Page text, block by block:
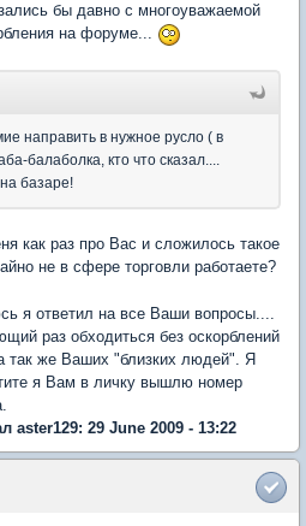
бы давно с многоуважаемой
на форуме...
направить в нужное русло ( в
балаболка, кто что сказал....
базаре!
как раз про Вас и сложилось такое
не в сфере торговли работаете?
я ответил на все Ваши вопросы....
раз обходиться без оскорблений
так же Ваших "близких людей". Я
я Вам в личку вышлю номер
aster129: 29 June 2009 - 13:22